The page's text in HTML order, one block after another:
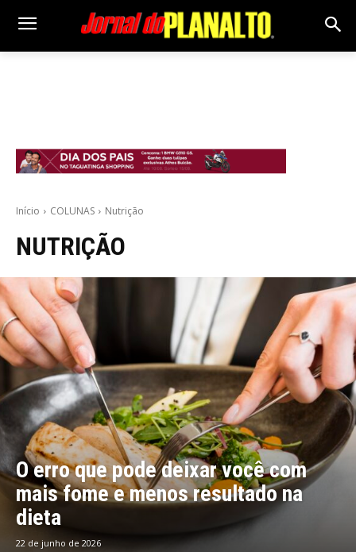
Início COLUNAS Nutrição
NUTRIÇÃO
O erro que pode deixar você com
mais fome e menos resultado na
dieta
22 de junho de 2026